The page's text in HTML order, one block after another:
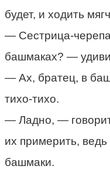
будет, и ходить
— Сестрица-
башмаках? —
— Ах, братец, в
тихо-тихо.
— Ладно, —
их примерить, ведь
башмаки.